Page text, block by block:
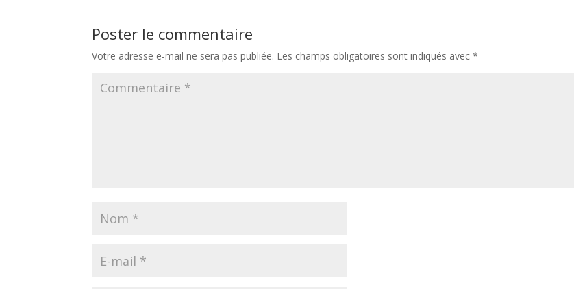
Poster le commentaire
Votre adresse e-mail ne sera pas publiée. Les champs obligatoires sont indiqués avec*